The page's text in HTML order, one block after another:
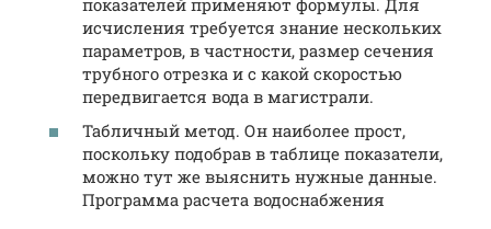
исчисления требуется знание нескольких
параметров, в частности, размер сечения
трубного отрезка и с какой скоростью
передвигается вода в магистрали.
Табличный метод. Он наиболее прост,
поскольку подобрав в таблице показатели,
можно тут же выяснить нужные данные.
Программа расчета водоснабжения